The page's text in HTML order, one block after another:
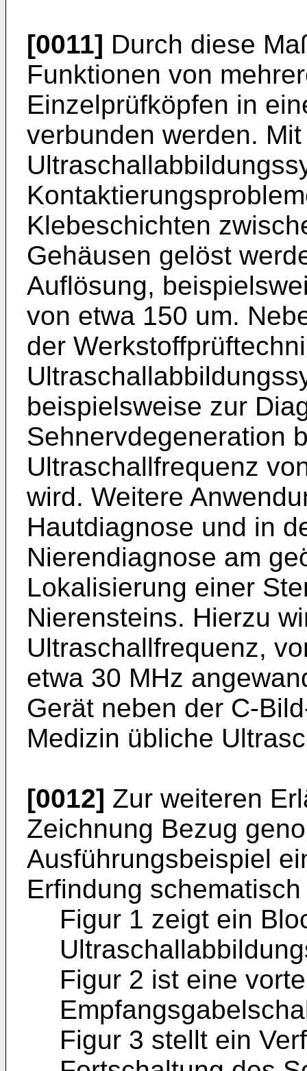
[0011] Durch diese
Funktionen von
Einzelprüfköpfen in
verbunden werden.
Klebeschichten
Gehäusen gelöst
Auflösung,
von etwa 150 um.
der
beispielsweise zur
Sehnervdegeneration
Ultraschallfrequenz
wird. Weitere
Hautdiagnose und in
Nierendiagnose am
Lokalisierung einer
Nierensteins. Hierzu
Ultraschallfrequenz,
etwa 30 MHz
Gerät neben der C-
Medizin übliche
[0012] Zur weiteren
Zeichnung Bezug
Ausführungsbeispiel
Erfindung
Figur 1 zeigt ein
Figur 2 ist eine
Figur 3 stellt ein